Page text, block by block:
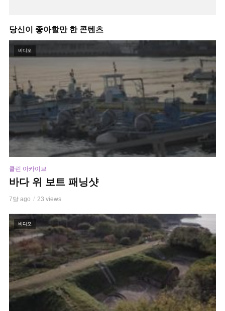
당신이 좋아할만 한 콘텐츠
비디오
클린 아카이브
바다 위 보트 패닝샷
7달 ago 23 views
비디오